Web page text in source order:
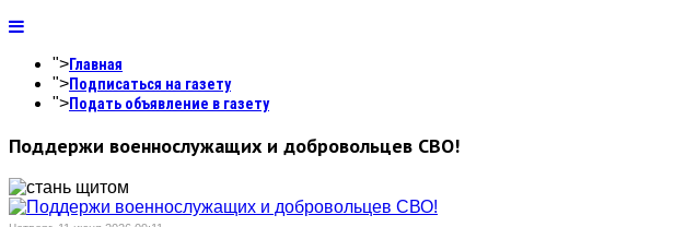
">Главная
">Подписаться на газету
">Подать объявление в газету
Поддержи военнослужащих и добровольцев СВО!